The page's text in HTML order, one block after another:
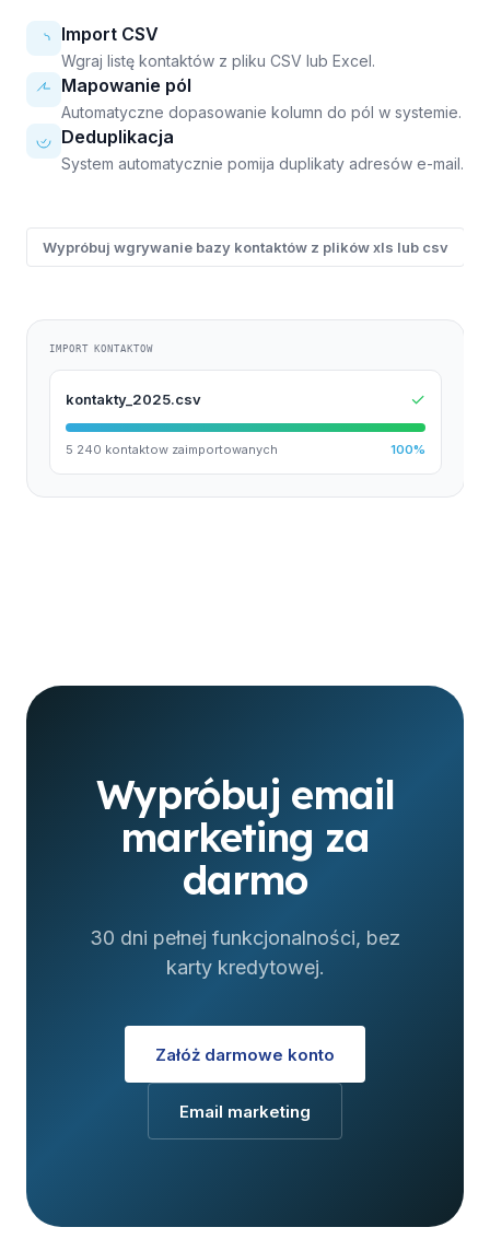
Import CSV
Wgraj listę kontaktów z pliku CSV lub Excel.
Mapowanie pól
Automatyczne dopasowanie kolumn do pól w systemie.
Deduplikacja
System automatycznie pomija duplikaty adresów e-mail.
Wypróbuj wgrywanie bazy kontaktów z plików xls lub csv
IMPORT KONTAKTOW
kontakty_2025.csv ✓
5 240 kontaktow zaimportowanych 100%
Wypróbuj email
marketing za
darmo
30 dni pełnej funkcjonalności, bez
karty kredytowej.
Załóż darmowe konto
Email marketing